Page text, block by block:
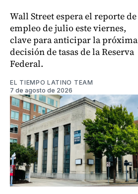
Wall Street espera el reporte de
empleo de julio este viernes,
clave para anticipar la próxima
decisión de tasas de la Reserva
Federal.
EL TIEMPO LATINO TEAM
7 de agosto de 2026